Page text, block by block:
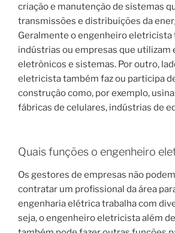
criação e manutenção de sistemas
transmissões e distribuições da
Geralmente o engenheiro eletricista
indústrias ou empresas que utilizam
eletrônicos e sistemas. Por outro,
eletricista também faz ou participa
construção como, por exemplo,
fábricas de celulares, indústrias de
Quais funções o engenheiro
Os gestores de empresas não
contratar um profissional da área
engenharia elétrica trabalha com
seja, o engenheiro eletricista além